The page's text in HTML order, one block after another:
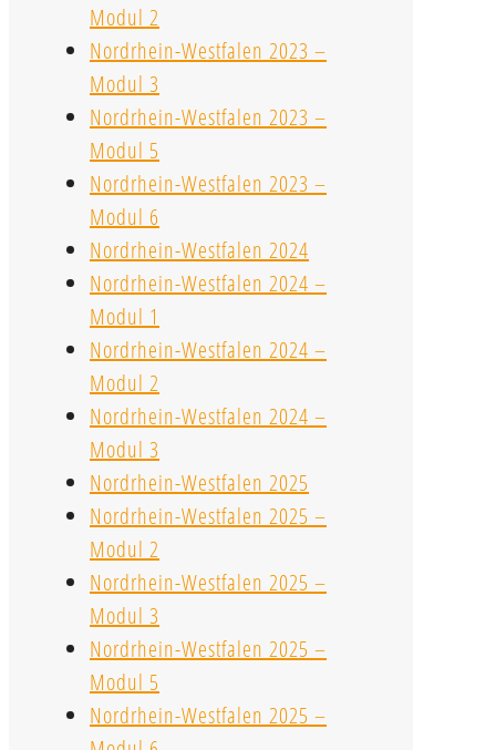
Modul 2
Nordrhein-Westfalen 2023 –
Modul 3
Nordrhein-Westfalen 2023 –
Modul 5
Nordrhein-Westfalen 2023 –
Modul 6
Nordrhein-Westfalen 2024
Nordrhein-Westfalen 2024 –
Modul 1
Nordrhein-Westfalen 2024 –
Modul 2
Nordrhein-Westfalen 2024 –
Modul 3
Nordrhein-Westfalen 2025
Nordrhein-Westfalen 2025 –
Modul 2
Nordrhein-Westfalen 2025 –
Modul 3
Nordrhein-Westfalen 2025 –
Modul 5
Nordrhein-Westfalen 2025 –